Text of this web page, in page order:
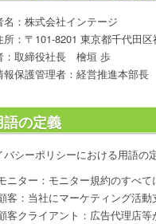
名：株式会社インテージ
所：〒101-8201 東京都千代田
：取締役社長 檜垣 歩
報保護管理者：経営推進本部長
の定義
シーポリシーにおける用語の
ニター：モニター規約のすべ
客：当社にマーケティング活
客クライアント：広告代理店